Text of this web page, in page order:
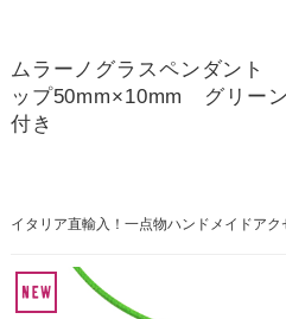
ムラーノグラスペンダント
ップ50mm×10mm グリー
付き
イタリア直輸入！一点物ハンドメイドアク